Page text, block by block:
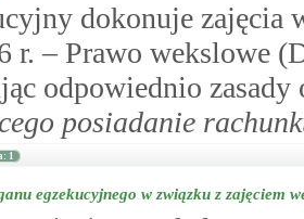
dokonuje
r. – Prawo wekslowe
odpowiednio
posiadanie
1
egzekucyjnego w związku z zajęciem